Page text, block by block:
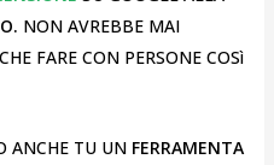
NON AVREBBE MAI
FARE CON PERSONE COSì
ANCHE TU UN FERRAMENTA